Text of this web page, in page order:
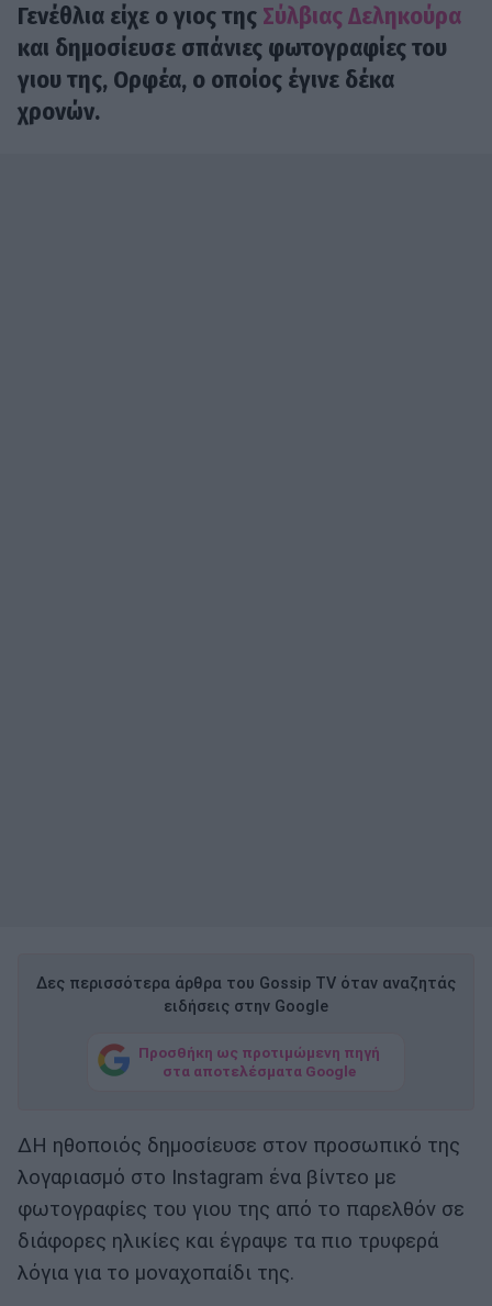
Γενέθλια είχε ο γιος της Σύλβιας Δεληκούρα
και δημοσίευσε σπάνιες φωτογραφίες του
γιου της, Ορφέα, ο οποίος έγινε δέκα
χρονών.
Δες περισσότερα άρθρα του Gossip TV όταν αναζητάς
ειδήσεις στην Google
Προσθήκη ως προτιμώμενη πηγή
στα αποτελέσματα Google
ΔΗ ηθοποιός δημοσίευσε στον προσωπικό της
λογαριασμό στο Instagram ένα βίντεο με
φωτογραφίες του γιου της από το παρελθόν σε
διάφορες ηλικίες και έγραψε τα πιο τρυφερά
λόγια για το μοναχοπαίδι της.